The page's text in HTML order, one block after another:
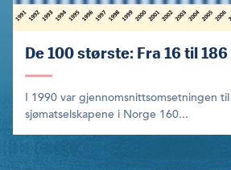
De 100 største: Fra 16 til
I 1990 var gjennomsnittsomsetningen
sjømat­selskapene i Norge 160...